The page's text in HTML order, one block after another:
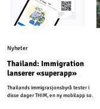
Thailand: Immigration
lanserer «superapp»
Thailands immigrasjonsbyrå tester i
disse dager THIM, en ny mobilapp som
Nyheter